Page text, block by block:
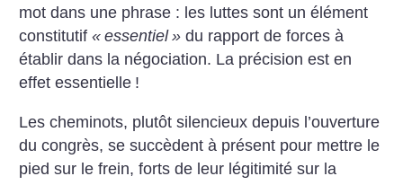
mot dans une phrase : les luttes sont un élément
constitutif« essentiel » du rapport de forces à
établir dans la négociation. La précision est en
effet essentielle !
Les cheminots, plutôt silencieux depuis l’ouverture
du congrès, se succèdent à présent pour mettre le
pied sur le frein, forts de leur légitimité sur la